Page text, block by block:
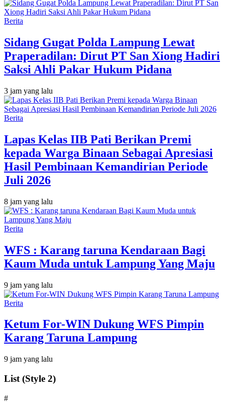
Berita
Sidang Gugat Polda Lampung Lewat
Praperadilan: Dirut PT San Xiong Hadiri
Saksi Ahli Pakar Hukum Pidana
3 jam yang lalu
Berita
Lapas Kelas IIB Pati Berikan Premi
kepada Warga Binaan Sebagai Apresiasi
Hasil Pembinaan Kemandirian Periode
Juli 2026
8 jam yang lalu
Berita
WFS : Karang taruna Kendaraan Bagi
Kaum Muda untuk Lampung Yang Maju
9 jam yang lalu
Berita
Ketum For-WIN Dukung WFS Pimpin
Karang Taruna Lampung
9 jam yang lalu
List (Style 2)
#